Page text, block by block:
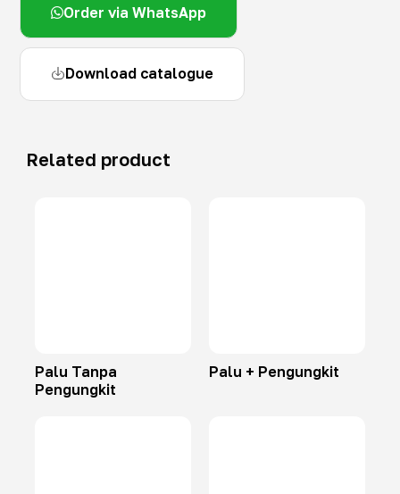
Order via WhatsApp
Download catalogue
Related product
Palu Tanpa
Pengungkit
Palu + Pengungkit